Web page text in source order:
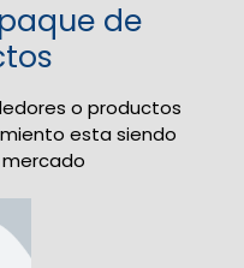
de
o productos
esta siendo